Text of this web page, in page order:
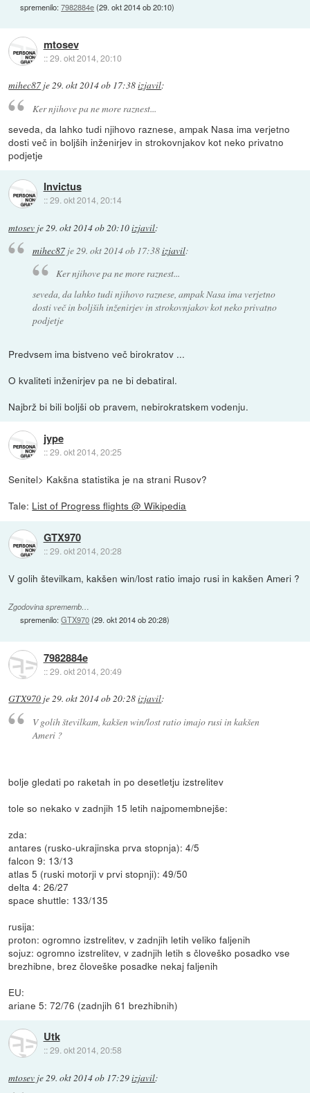
spremenilo:7982884e(29. okt 2014 ob 20:10)
mtosev
::29. okt 2014, 20:10
mihec87 je29. okt 2014 ob 17:38izjavil:
Ker njihove pa ne more raznest...
seveda, da lahko tudi njihovo raznese, ampak Nasa ima verjetno
dosti več in boljših inženirjev in strokovnjakov kot neko privatno
podjetje
Invictus
::29. okt 2014, 20:14
mtosev je29. okt 2014 ob 20:10izjavil:
mihec87je29. okt 2014 ob 17:38izjavil:
Ker njihove pa ne more raznest...
seveda, da lahko tudi njihovo raznese, ampak Nasa ima verjetno
dosti več in boljših inženirjev in strokovnjakov kot neko privatno
podjetje
Predvsem ima bistveno več birokratov ...
O kvaliteti inženirjev pa ne bi debatiral.
Najbrž bi bili boljši ob pravem, nebirokratskem vodenju.
jype
::29. okt 2014, 20:25
Senitel> Kakšna statistika je na strani Rusov?
Tale: List of Progress flights @ Wikipedia
GTX970
::29. okt 2014, 20:28
V golih številkam, kakšen win/lost ratio imajo rusi in kakšen Ameri ?
Zgodovina sprememb…
spremenilo:GTX970(29. okt 2014 ob 20:28)
7982884e
::29. okt 2014, 20:49
GTX970 je29. okt 2014 ob 20:28izjavil:
V golih številkam, kakšen win/lost ratio imajo rusi in kakšen
Ameri ?
bolje gledati po raketah in po desetletju izstrelitev
tole so nekako v zadnjih 15 letih najpomembnejše:
zda:
antares (rusko-ukrajinska prva stopnja): 4/5
falcon 9: 13/13
atlas 5 (ruski motorji v prvi stopnji): 49/50
delta 4: 26/27
space shuttle: 133/135
rusija:
proton: ogromno izstrelitev, v zadnjih letih veliko faljenih
sojuz: ogromno izstrelitev, v zadnjih letih s človeško posadko vse
brezhibne, brez človeške posadke nekaj faljenih
EU:
ariane 5: 72/76 (zadnjih 61 brezhibnih)
Utk
::29. okt 2014, 20:58
mtosev je29. okt 2014 ob 17:29izjavil: